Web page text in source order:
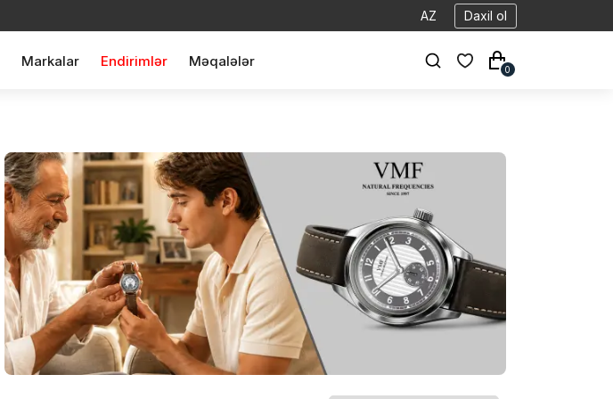
AZ Daxil ol
Markalar Endirimlər Məqalələr
0